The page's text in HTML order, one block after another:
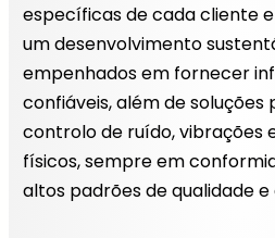
específicas de cada cliente
um desenvolvimento
empenhados em fornecer
confiáveis, além de
controlo de ruído, vibrações
físicos, sempre em
altos padrões de qualidade e